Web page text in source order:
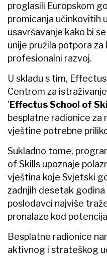
proglasili Europskom
promicanja učinkovitih
usavršavanje kako bi
unije pružila potpora
profesionalni razvoj.
U skladu s tim,
Centrom za
'Effectus School of
besplatne radionice za
vještine potrebne
Sukladno tome,
of Skills upoznaje
vještina koje Svjetski
zadnjih desetak
poslodavci najviše
pronalaze kod
Besplatne radionice
aktivnog i strateškog